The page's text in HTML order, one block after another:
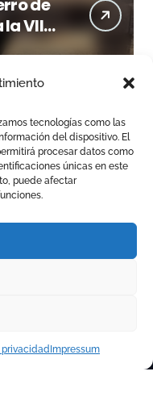
tecnologías como las
del dispositivo. El
procesar datos como
únicas en este
puede afectar
Impressum
de
VIII